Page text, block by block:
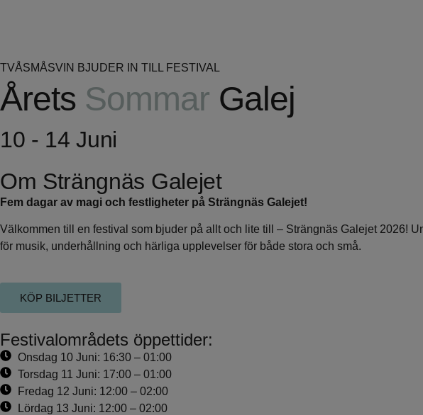
TVÅSMÅSVIN BJUDER IN TILL FESTIVAL
Årets Sommar Galej
10 - 14 Juni
Om Strängnäs Galejet
Fem dagar av magi och festligheter på Strängnäs Galejet!
Välkommen till en festival som bjuder på allt och lite till – Strängnäs Galejet 2026!
för musik, underhållning och härliga upplevelser för både stora och små.
KÖP BILJETTER
Festivalområdets öppettider:
Onsdag 10 Juni: 16:30 – 01:00
Torsdag 11 Juni: 17:00 – 01:00
Fredag 12 Juni: 12:00 – 02:00
Lördag 13 Juni: 12:00 – 02:00